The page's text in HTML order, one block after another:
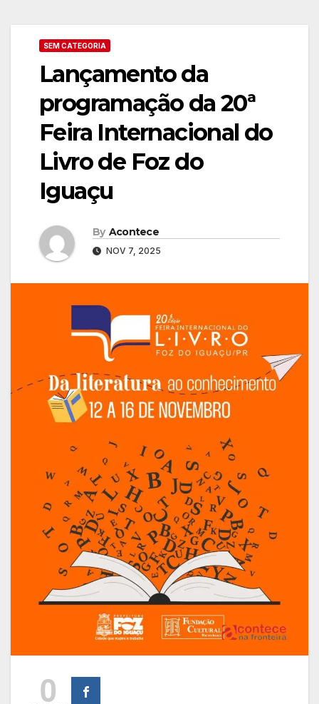
SEM CATEGORIA
Lançamento da
programação da 20ª
Feira Internacional do
Livro de Foz do
Iguaçu
By Acontece
NOV 7, 2025
0